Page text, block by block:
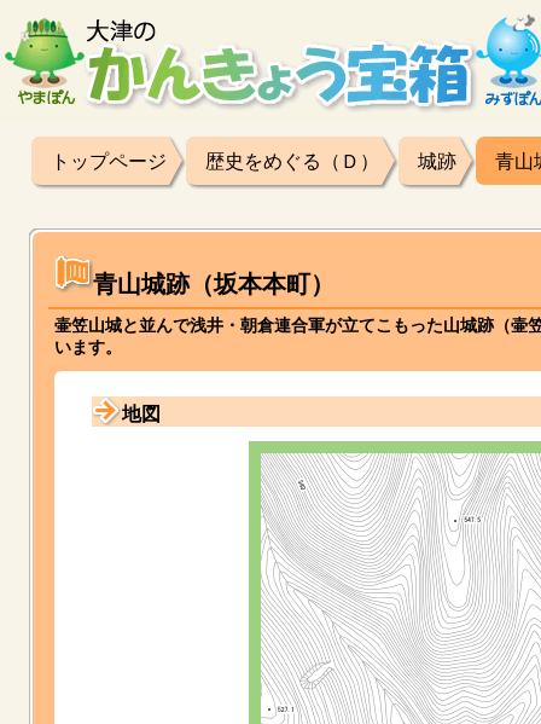
トップページ 歴史をめぐる（Ｄ） 城跡 青山
青山城跡（坂本本町）
壷笠山城と並んで浅井・朝倉連合軍が立てこもった山城跡（
います。
地図